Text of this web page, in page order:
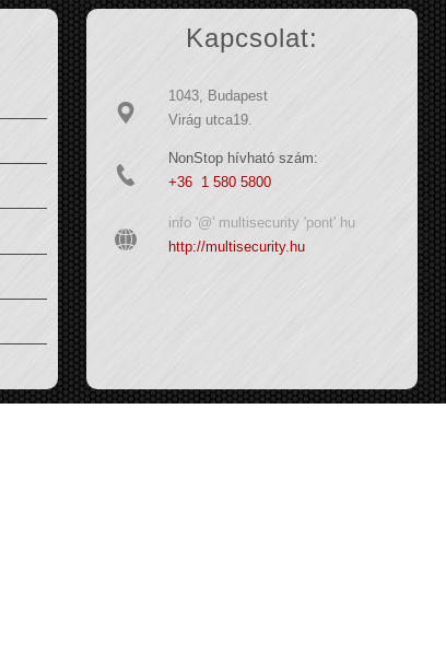
Kapcsolat:
1043, Budapest
Virág utca19.
NonStop hívható szám:
+36 1 580 5800
info '@' multisecurity 'pont' hu
http://multisecurity.hu